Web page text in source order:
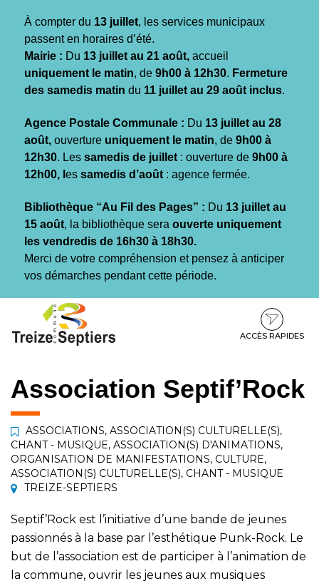
À compter du 13 juillet, les services municipaux
passent en horaires d’été.
Mairie : Du 13 juillet au 21 août, accueil
uniquement le matin, de 9h00 à 12h30. Fermeture
des samedis matin du 11 juillet au 29 août inclus.
Agence Postale Communale : Du 13 juillet au 28
août, ouverture uniquement le matin, de 9h00 à
12h30. Les samedis de juillet : ouverture de 9h00 à
12h00, l es samedis d’août : agence fermée.
Bibliothèque “Au Fil des Pages” : Du 13 juillet au
15 août, la bibliothèque sera ouverte uniquement
les vendredis de 16h30 à 18h30.
Merci de votre compréhension et pensez à anticiper
vos démarches pendant cette période.
contenu
pied
ACCÈS RAPIDES
Association Septif’Rock
ASSOCIATIONS, ASSOCIATION(S) CULTURELLE(S),
CHANT - MUSIQUE, ASSOCIATION(S) D'ANIMATIONS,
ORGANISATION DE MANIFESTATIONS, CULTURE,
ASSOCIATION(S) CULTURELLE(S), CHANT - MUSIQUE
TREIZE-SEPTIERS
Septif’Rock est l’initiative d’une bande de jeunes
passionnés à la base par l’esthétique Punk-Rock. Le
but de l’association est de participer à l’animation de
la commune, ouvrir les jeunes aux musiques